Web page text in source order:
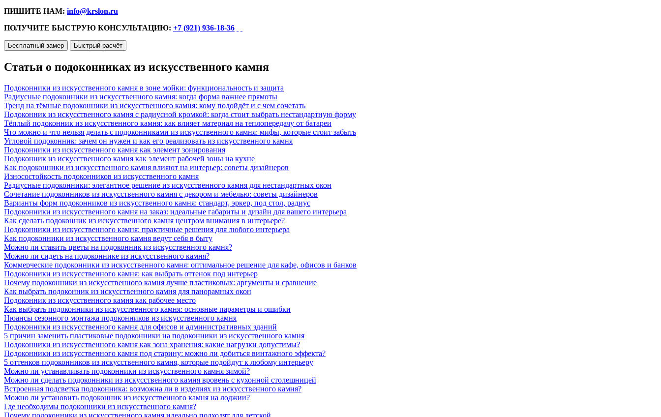
ПИШИТЕ НАМ: info@krslon.ru
ПОЛУЧИТЕ БЫСТРУЮ КОНСУЛЬТАЦИЮ: +7 (921) 936-18-36
Бесплатный замер Быстрый расчёт
Статьи о подоконниках из искусственного камня
Подоконники из искусственного камня в зоне мойки: функциональность и защита
Радиусные подоконники из искусственного камня: когда форма важнее прямоты
Тренд на тёмные подоконники из искусственного камня: кому подойдёт и с чем сочетать
Подоконник из искусственного камня с радиусной кромкой: когда стоит выбрать нестандартную форму
Тёплый подоконник из искусственного камня: как влияет материал на теплопередачу от батареи
Что можно и что нельзя делать с подоконниками из искусственного камня: мифы, которые стоит забыть
Угловой подоконник: зачем он нужен и как его реализовать из искусственного камня
Подоконники из искусственного камня как элемент зонирования
Подоконник из искусственного камня как элемент рабочей зоны на кухне
Как подоконники из искусственного камня влияют на интерьер: советы дизайнеров
Износостойкость подоконников из искусственного камня
Радиусные подоконники: элегантное решение из искусственного камня для нестандартных окон
Сочетание подоконников из искусственного камня с декором и мебелью: советы дизайнеров
Варианты форм подоконников из искусственного камня: стандарт, эркер, под стол, радиус
Подоконники из искусственного камня на заказ: идеальные габариты и дизайн для вашего интерьера
Как сделать подоконник из искусственного камня центром внимания в интерьере?
Подоконники из искусственного камня: практичные решения для любого интерьера
Как подоконники из искусственного камня ведут себя в быту
Можно ли ставить цветы на подоконник из искусственного камня?
Можно ли сидеть на подоконнике из искусственного камня?
Коммерческие подоконники из искусственного камня: оптимальное решение для кафе, офисов и банков
Подоконники из искусственного камня: как выбрать оттенок под интерьер
Почему подоконники из искусственного камня лучше пластиковых: аргументы и сравнение
Как выбрать подоконник из искусственного камня для панорамных окон
Подоконник из искусственного камня как рабочее место
Как выбрать подоконники из искусственного камня: основные параметры и ошибки
Нюансы сезонного монтажа подоконников из искусственного камня
Подоконники из искусственного камня для офисов и административных зданий
5 причин заменить пластиковые подоконники на подоконники из искусственного камня
Подоконники из искусственного камня как зона хранения: какие нагрузки допустимы?
Подоконники из искусственного камня под старину: можно ли добиться винтажного эффекта?
5 оттенков подоконников из искусственного камня, которые подойдут к любому интерьеру
Можно ли устанавливать подоконники из искусственного камня зимой?
Можно ли сделать подоконники из искусственного камня вровень с кухонной столешницей
Встроенная подсветка подоконника: возможна ли в изделиях из искусственного камня?
Можно ли установить подоконник из искусственного камня на лоджии?
Где необходимы подоконники из искусственного камня?
Почему подоконники из искусственного камня идеально подходят для детской